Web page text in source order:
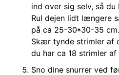
ind over sig selv, så du
Rul dejen lidt længere
på ca 25-30*30-35 cm.
Skær tynde strimler af
du har ca 18 strimler af
Sno dine snurrer ved